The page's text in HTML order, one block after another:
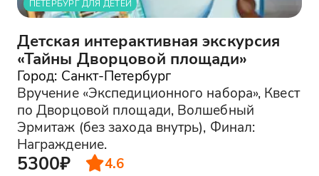
ПЕТЕРБУРГ ДЛЯ ДЕТЕЙ
Детская интерактивная экскурсия
«Тайны Дворцовой площади»
Город: Санкт-Петербург
Вручение «Экспедиционного набора», Квест
по Дворцовой площади, Волшебный
Эрмитаж (без захода внутрь), Финал:
Награждение.
5300₽ 4.6